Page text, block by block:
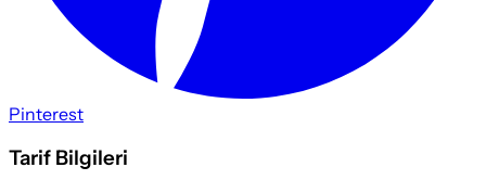
Pinterest
Tarif Bilgileri